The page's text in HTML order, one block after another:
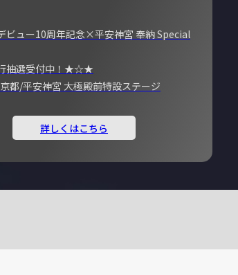
ビュー10周年記念×平安神宮 奉納 Special
選受付中！★☆★
都/平安神宮 大極殿前特設ステージ
詳しくはこちら